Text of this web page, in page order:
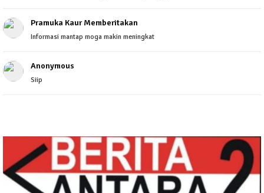
Pramuka Kaur Memberitakan
Informasi mantap moga makin meningkat
Anonymous
Siip